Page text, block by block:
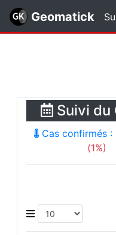
Geomatick
Suivi du
Cas confirmés
(1%)